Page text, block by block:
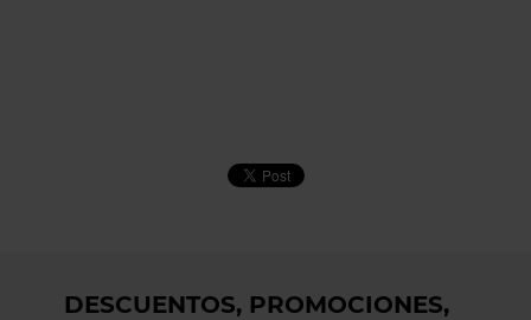
DESCUENTOS, PROMOCIONES,